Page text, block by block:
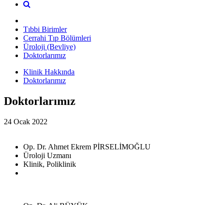
Tıbbi Birimler
Cerrahi Tıp Bölümleri
Üroloji (Bevliye)
Doktorlarımız
Klinik Hakkında
Doktorlarımız
Doktorlarımız
24 Ocak 2022
Op. Dr. Ahmet Ekrem PİRSELİMOĞLU
Üroloji Uzmanı
Klinik, Poliklinik